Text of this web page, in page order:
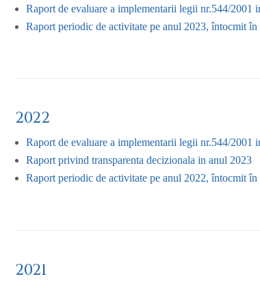
Raport de evaluare a implementarii legii nr.544/2001
Raport periodic de activitate pe anul 2023, întocmit
2022
Raport de evaluare a implementarii legii nr.544/2001
Raport privind transparenta decizionala in anul 2023
Raport periodic de activitate pe anul 2022, întocmit
2021